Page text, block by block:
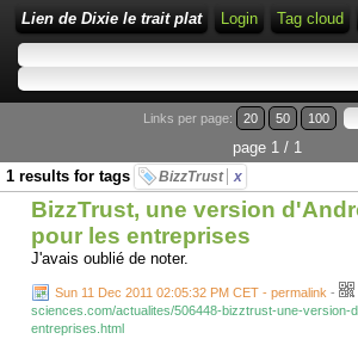
Lien de Dixie le trait plat Login Tag cloud
Links per page: 20 50 100
page 1 / 1
1 results for tags
BizzTrust x
BizzTrust, une version
pour les entreprises
J'avais oublié de noter.
Sun 11 Dec 2011 02:05:32 PM CET - permalink -
sciences.com/actualites/506448-bizztrust-une-version-
entreprises.html